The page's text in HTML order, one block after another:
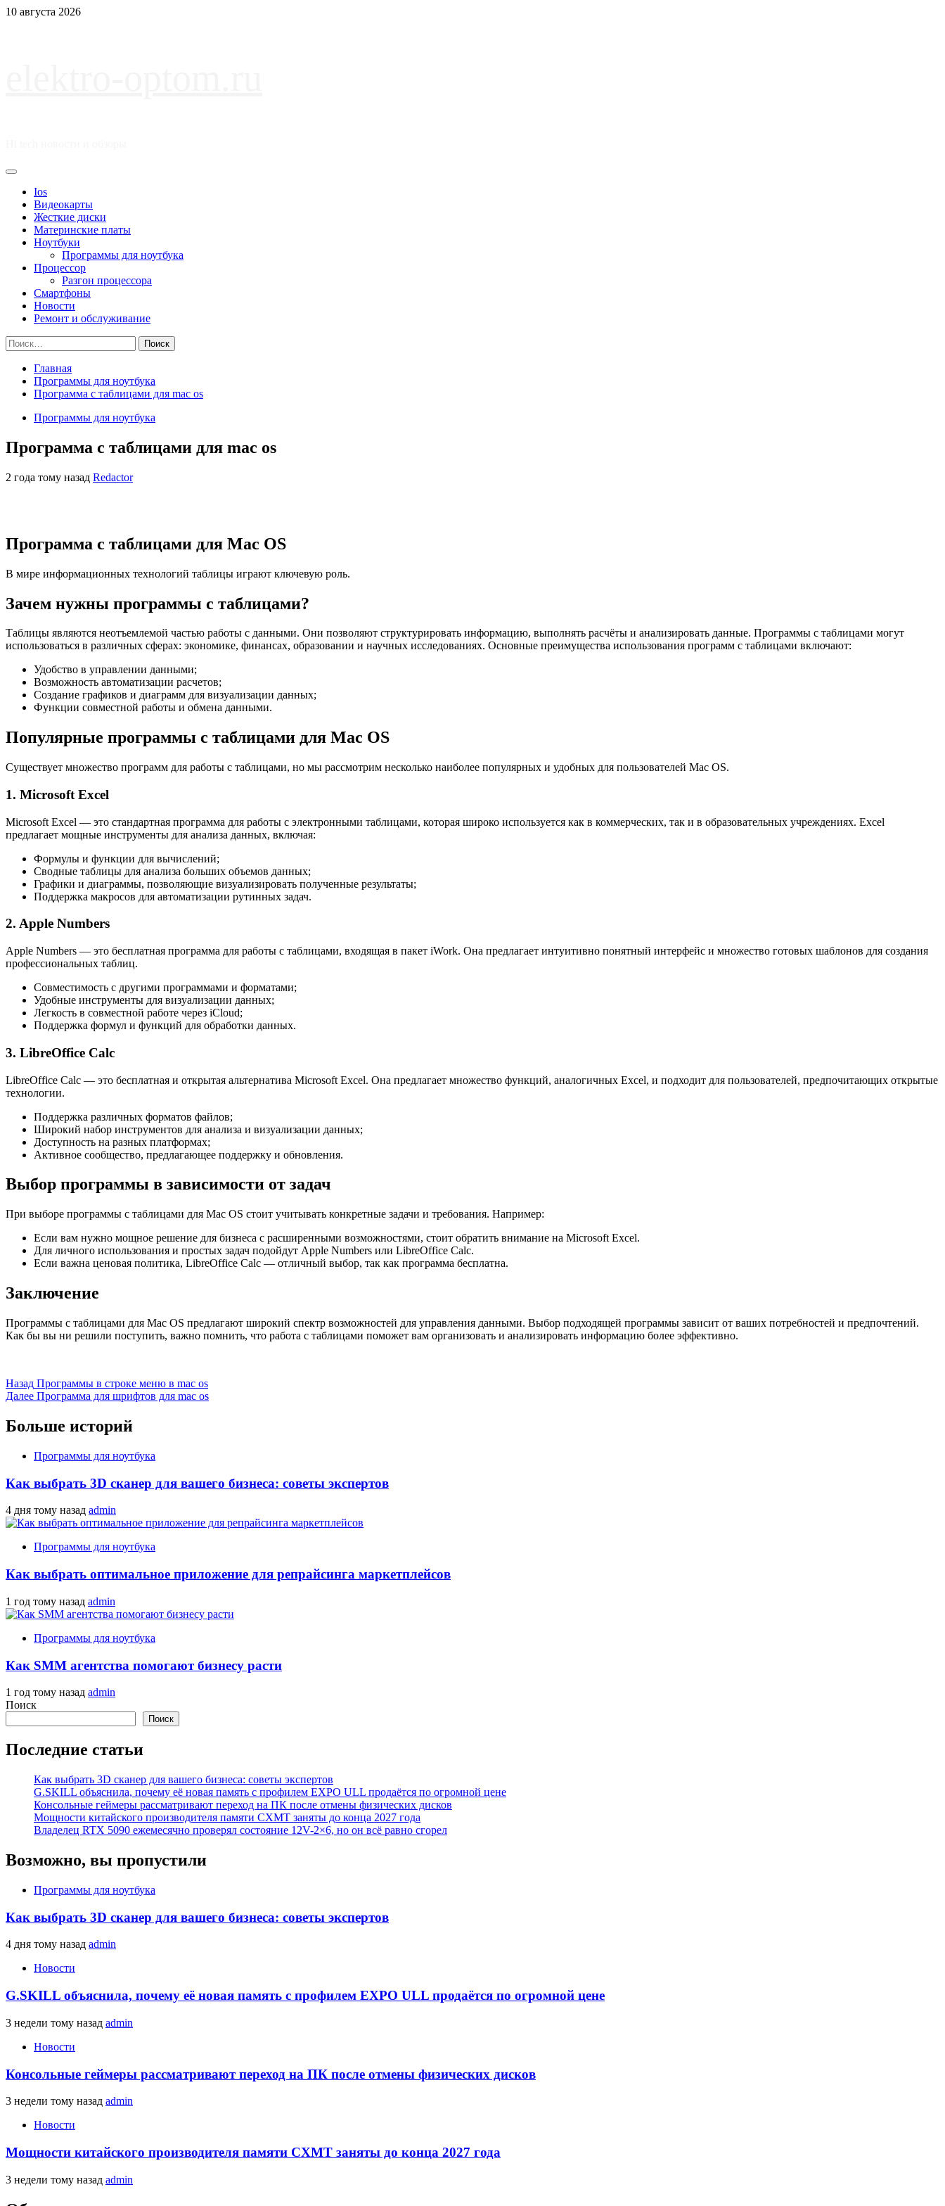
Перейти
10 августа 2026
Основное
Ios
Видеокарты
Жесткие диски
Материнские платы
Ноутбуки
Программы для ноутбука
Процессор
Разгон процессора
Смартфоны
Новости
Ремонт и обслуживание
Найти:
Главная
Программы для ноутбука
Программа с таблицами для mac os
Программы для ноутбука
Программа с таблицами для mac os
2 года тому назад Redactor
Программа с таблицами для Mac OS
В мире информационных технологий таблицы играют ключевую роль.
Зачем нужны программы с таблицами?
Таблицы являются неотъемлемой частью работы с данными. Они позволяют структурировать информацию, выполнять расчёты и анализировать данные. Программы с таблицами могут
использоваться в различных сферах: экономике, финансах, образовании и научных исследованиях. Основные преимущества использования программ с таблицами включают:
Удобство в управлении данными;
Возможность автоматизации расчетов;
Создание графиков и диаграмм для визуализации данных;
Функции совместной работы и обмена данными.
Популярные программы с таблицами для Mac OS
Существует множество программ для работы с таблицами, но мы рассмотрим несколько наиболее популярных и удобных для пользователей Mac OS.
1. Microsoft Excel
Microsoft Excel — это стандартная программа для работы с электронными таблицами, которая широко используется как в коммерческих, так и в образовательных учреждениях. Excel
предлагает мощные инструменты для анализа данных, включая:
Формулы и функции для вычислений;
Сводные таблицы для анализа больших объемов данных;
Графики и диаграммы, позволяющие визуализировать полученные результаты;
Поддержка макросов для автоматизации рутинных задач.
2. Apple Numbers
Apple Numbers — это бесплатная программа для работы с таблицами, входящая в пакет iWork. Она предлагает интуитивно понятный интерфейс и множество готовых шаблонов для создания
профессиональных таблиц.
Совместимость с другими программами и форматами;
Удобные инструменты для визуализации данных;
Легкость в совместной работе через iCloud;
Поддержка формул и функций для обработки данных.
3. LibreOffice Calc
LibreOffice Calc — это бесплатная и открытая альтернатива Microsoft Excel. Она предлагает множество функций, аналогичных Excel, и подходит для пользователей, предпочитающих открытые
технологии.
Поддержка различных форматов файлов;
Широкий набор инструментов для анализа и визуализации данных;
Доступность на разных платформах;
Активное сообщество, предлагающее поддержку и обновления.
Выбор программы в зависимости от задач
При выборе программы с таблицами для Mac OS стоит учитывать конкретные задачи и требования. Например:
Если вам нужно мощное решение для бизнеса с расширенными возможностями, стоит обратить внимание на Microsoft Excel.
Для личного использования и простых задач подойдут Apple Numbers или LibreOffice Calc.
Если важна ценовая политика, LibreOffice Calc — отличный выбор, так как программа бесплатна.
Заключение
Программы с таблицами для Mac OS предлагают широкий спектр возможностей для управления данными. Выбор подходящей программы зависит от ваших потребностей и предпочтений.
Как бы вы ни решили поступить, важно помнить, что работа с таблицами поможет вам организовать и анализировать информацию более эффективно.
Продолжить
чтение
Назад Программы в строке меню в mac os
Далее Программа для шрифтов для mac os
Больше историй
Программы для ноутбука
Как выбрать 3D сканер для вашего бизнеса: советы экспертов
4 дня тому назад admin
Программы для ноутбука
Как выбрать оптимальное приложение для репрайсинга маркетплейсов
1 год тому назад admin
Программы для ноутбука
Как SMM агентства помогают бизнесу расти
1 год тому назад admin
Поиск
Поиск
Последние статьи
Как выбрать 3D сканер для вашего бизнеса: советы экспертов
G.SKILL объяснила, почему её новая память с профилем EXPO ULL продаётся по огромной цене
Консольные геймеры рассматривают переход на ПК после отмены физических дисков
Мощности китайского производителя памяти CXMT заняты до конца 2027 года
Владелец RTX 5090 ежемесячно проверял состояние 12V-2×6, но он всё равно сгорел
Возможно, вы пропустили
Программы для ноутбука
Как выбрать 3D сканер для вашего бизнеса: советы экспертов
4 дня тому назад admin
Новости
G.SKILL объяснила, почему её новая память с профилем EXPO ULL продаётся по огромной цене
3 недели тому назад admin
Новости
Консольные геймеры рассматривают переход на ПК после отмены физических дисков
3 недели тому назад admin
Новости
Мощности китайского производителя памяти CXMT заняты до конца 2027 года
3 недели тому назад admin